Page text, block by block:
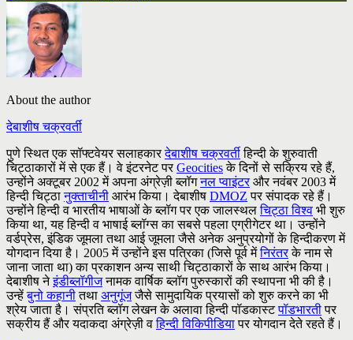
About the author
देबाशीष चक्रवर्ती
पुणे स्थित एक सॉफ्टवेयर सलाहकारदेबाशीष चक्रवर्तीहिन्दी के शुरुवाती
चिट्ठाकारों में से एक हैं। वे इंटरनेट परGeocitiesके दिनों से सक्रिय रहे हैं,
उन्होंने अक्टूबर 2002 में अपना अंग्रेज़ी ब्लॉगनल प्वाइंटरऔर नवंबर 2003 में
हिन्दी चिट्ठानुक्ताचीनी आरंभ किया। देबाशीष DMOZ पर संपादक रहे हैं।
उन्होंने हिन्दी व भारतीय भाषाओं के ब्लॉग पर एक जालस्थलचिट्ठा विश्व भी शुरु
किया था, यह हिन्दी व भाषाई ब्लॉग्स का सबसे पहला एग्रीगेटर था। उन्होंने
वर्डप्रेस, इंडिक जूमला तथा आई जूमला जैसे अनेक अनुप्रयोगों के हिन्दीकरण में
योगदान दिया है। 2005 में उन्होंने इस पत्रिका (जिसे पूर्व मेंनिरंतरके नाम से
जाना जाता था) का प्रकाशन अन्य साथी चिट्ठाकारों के साथ आरंभ किया।
देबाशीष नेइंडीब्लॉगीजनामक वार्षिक ब्लॉग पुरुस्कारों की स्थापना भी की है।
उन्हेंबुनो कहानीतथा अनुगूंजजैसे सामुदायिक प्रयासों को शुरु करने का भी
श्रेय जाता है। संप्रति ब्लॉग लेखन के अलावा हिन्दी पॉडकास्टपॉडभारतीपर
सक्रीय हैं और यदाकदा अंग्रेज़ी वहिन्दी विकिपीडियापर योगदान देते रहते हैं।